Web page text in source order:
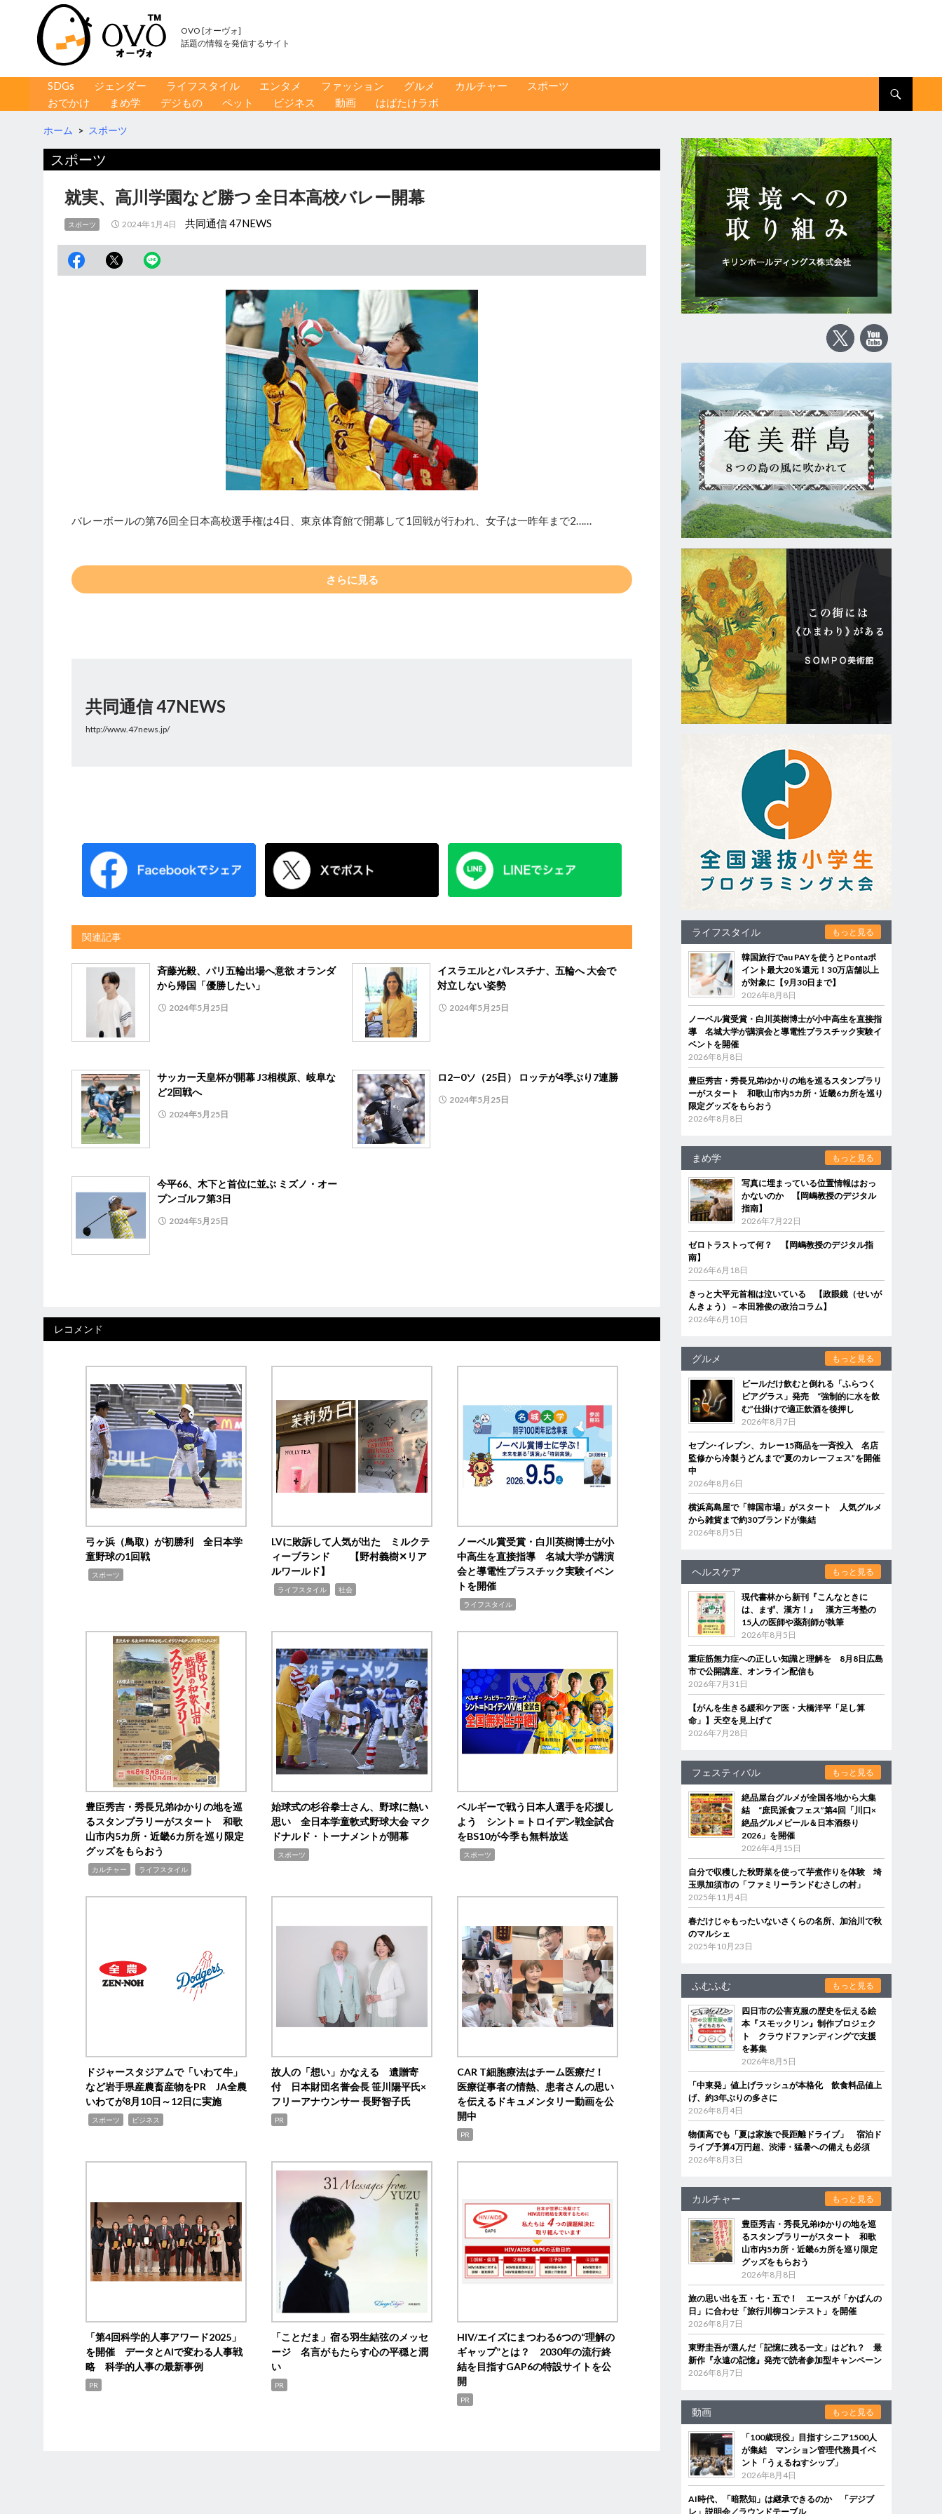
OVO [オーヴォ]
話題の情報を発信するサイト
コンテンツへ移動
SDGs ジェンダー ライフスタイル エンタメ ファッション グルメ カルチャー
スポーツ
おでかけ
まめ学 デジもの ペット ビジネス 動画 はばたけラボ
ホーム > スポーツ
スポーツ
就実、高川学園など勝つ 全日本高校バレー開幕
スポーツ 2024年1月4日 共同通信 47NEWS
バレーボールの第76回全日本高校選手権は4日、東京体育館で開幕して1回戦が行われ、女子は一昨年まで2……
さらに見る
共同通信 47NEWS
http://www.47news.jp/
関連記事
斉藤光毅、パリ五輪出場へ意欲 オランダ
から帰国「優勝したい」
2024年5月25日
イスラエルとパレスチナ、五輪へ 大会で
対立しない姿勢
2024年5月25日
サッカー天皇杯が開幕 J3相模原、岐阜な
ど2回戦へ
2024年5月25日
ロ2―0ソ（25日） ロッテが4季ぶり7連勝
2024年5月25日
今平66、木下と首位に並ぶ ミズノ・オー
プンゴルフ第3日
2024年5月25日
レコメンド
弓ヶ浜（鳥取）が初勝利 全日本学
童野球の1回戦
スポーツ
LVに敗訴して人気が出た ミルクテ
ィーブランド 【野村義樹✕リア
ルワールド】
ライフスタイル 社会
ノーベル賞受賞・白川英樹博士が小
中高生を直接指導 名城大学が講演
会と導電性プラスチック実験イベン
トを開催
ライフスタイル
豊臣秀吉・秀長兄弟ゆかりの地を巡
るスタンプラリーがスタート 和歌
山市内5カ所・近畿6カ所を巡り限定
グッズをもらおう
カルチャー ライフスタイル
始球式の杉谷拳士さん、野球に熱い
思い 全日本学童軟式野球大会 マク
ドナルド・トーナメントが開幕
スポーツ
ベルギーで戦う日本人選手を応援し
よう シント＝トロイデン戦全試合
をBS10が今季も無料放送
スポーツ
ドジャースタジアムで「いわて牛」
など岩手県産農畜産物をPR JA全農
いわてが8月10日～12日に実施
スポーツ ビジネス
故人の「想い」かなえる 遺贈寄
付 日本財団名誉会長 笹川陽平氏×
フリーアナウンサー 長野智子氏
PR
CAR T細胞療法はチーム医療だ！
医療従事者の情熱、患者さんの思い
を伝えるドキュメンタリー動画を公
開中
PR
「第4回科学的人事アワード2025」
を開催 データとAIで変わる人事戦
略 科学的人事の最新事例
PR
「ことだま」宿る羽生結弦のメッセ
ージ 名言がもたらす心の平穏と潤
い
PR
HIV/エイズにまつわる6つの“理解の
ギャップ”とは？ 2030年の流行終
結を目指すGAP6の特設サイトを公
開
PR
ライフスタイル もっと見る
韓国旅行でau PAYを使うとPontaポ
イント最大20％還元！30万店舗以上
が対象に【9月30日まで】
2026年8月8日
ノーベル賞受賞・白川英樹博士が小中高生を直接指
導 名城大学が講演会と導電性プラスチック実験イ
ベントを開催
2026年8月8日
豊臣秀吉・秀長兄弟ゆかりの地を巡るスタンプラリ
ーがスタート 和歌山市内5カ所・近畿6カ所を巡り
限定グッズをもらおう
2026年8月8日
まめ学 もっと見る
写真に埋まっている位置情報はおっ
かないのか 【岡嶋教授のデジタル
指南】
2026年7月22日
ゼロトラストって何？ 【岡嶋教授のデジタル指
南】
2026年6月18日
きっと大平元首相は泣いている 【政眼鏡（せいが
んきょう）－本田雅俊の政治コラム】
2026年6月10日
グルメ もっと見る
ビールだけ飲むと倒れる「ふらつく
ビアグラス」発売 “強制的に水を飲
む”仕掛けで適正飲酒を後押し
2026年8月7日
セブン‐イレブン、カレー15商品を一斉投入 名店
監修から冷製うどんまで“夏のカレーフェス”を開催
中
2026年8月6日
横浜高島屋で「韓国市場」がスタート 人気グルメ
から雑貨まで約30ブランドが集結
2026年8月5日
ヘルスケア もっと見る
現代書林から新刊『こんなときに
は、まず、漢方！』 漢方三考塾の
15人の医師や薬剤師が執筆
2026年8月5日
重症筋無力症への正しい知識と理解を 8月8日広島
市で公開講座、オンライン配信も
2026年7月31日
【がんを生きる緩和ケア医・大橋洋平「足し算
命」】天空を見上げて
2026年7月28日
フェスティバル もっと見る
絶品屋台グルメが全国各地から大集
結 “庶民派食フェス”第4回「川口×
絶品グルメビール＆日本酒祭り
2026」を開催
2026年4月15日
自分で収穫した秋野菜を使って芋煮作りを体験 埼
玉県加須市の「ファミリーランドむさしの村」
2025年11月4日
春だけじゃもったいないさくらの名所、加治川で秋
のマルシェ
2025年10月23日
ふむふむ もっと見る
四日市の公害克服の歴史を伝える絵
本『スモックリン』制作プロジェク
ト クラウドファンディングで支援
を募集
2026年8月5日
「中東発」値上げラッシュが本格化 飲食料品値上
げ、約3年ぶりの多さに
2026年8月4日
物価高でも「夏は家族で長距離ドライブ」 宿泊ド
ライブ予算4万円超、渋滞・猛暑への備えも必須
2026年8月3日
カルチャー もっと見る
豊臣秀吉・秀長兄弟ゆかりの地を巡
るスタンプラリーがスタート 和歌
山市内5カ所・近畿6カ所を巡り限定
グッズをもらおう
2026年8月8日
旅の思い出を五・七・五で！ エースが「かばんの
日」に合わせ「旅行川柳コンテスト」を開催
2026年8月7日
東野圭吾が選んだ「記憶に残る一文」はどれ？ 最
新作『永遠の記憶』発売で読者参加型キャンペーン
2026年8月7日
動画 もっと見る
「100歳現役」目指すシニア1500人
が集結 マンション管理代務員イベ
ント「うぇるねすシップ」
2026年8月4日
AI時代、「暗黙知」は継承できるのか 「デジブ
レ」説明会／ラウンドテーブル